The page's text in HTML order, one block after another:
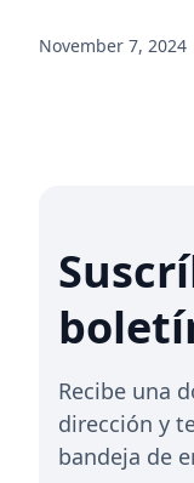
November 7, 2024
Recibe una
dirección y
bandeja de